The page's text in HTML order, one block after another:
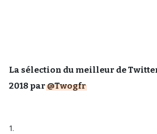
La sélection du meilleur de
2018 par@Twogfr
1.